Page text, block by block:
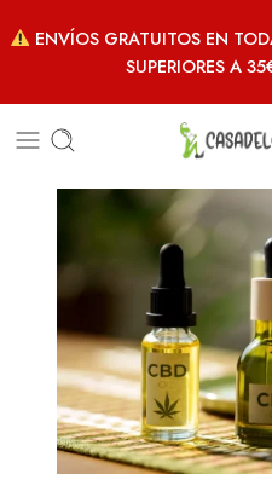
ENVÍOS GRATUITOS EN
SUPERIORES A